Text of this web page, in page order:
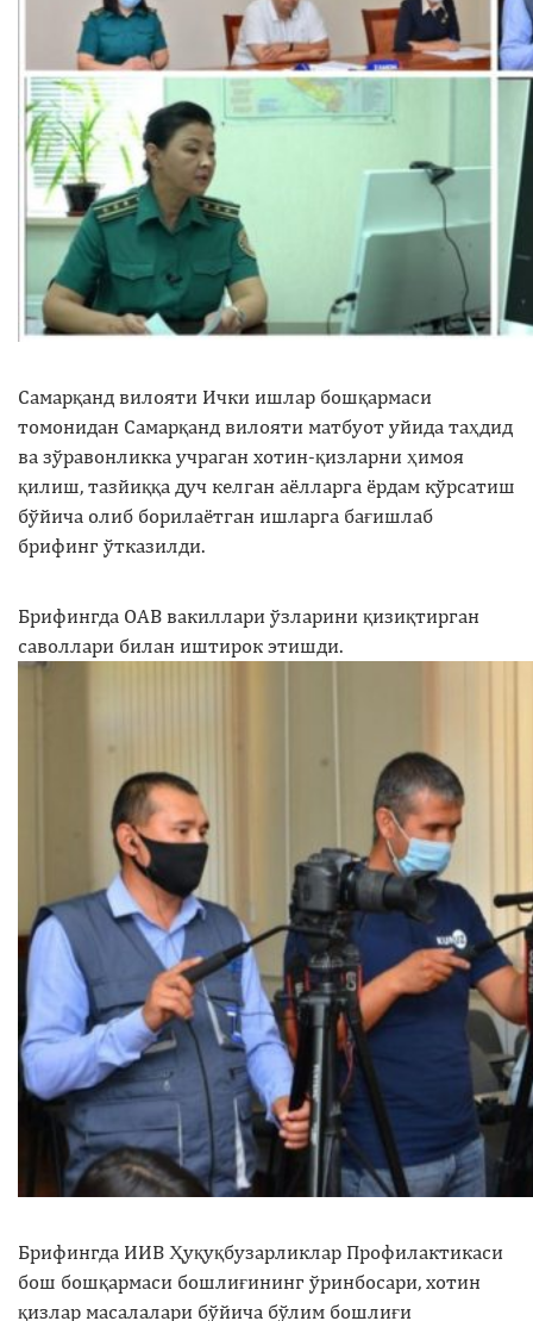
Самарқанд вилояти Ички ишлар бошқармаси
томонидан Самарқанд вилояти матбуот уйида таҳдид
ва зўравонликка учраган хотин-қизларни ҳимоя
қилиш, тазйиққа дуч келган аёлларга ёрдам кўрсатиш
бўйича олиб борилаётган ишларга бағишлаб
брифинг ўтказилди.
Брифингда ОАВ вакиллари ўзларини қизиқтирган
саволлари билан иштирок этишди.
Брифингда ИИВ Ҳуқуқбузарликлар Профилактикаси
бош бошқармаси бошлиғининг ўринбосари, хотин
қизлар масалалари бўйича бўлим бошлиғи